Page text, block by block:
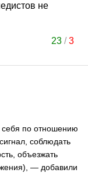
не
23 /3
себя по отношению
соблюдать
объезжать
— добавили